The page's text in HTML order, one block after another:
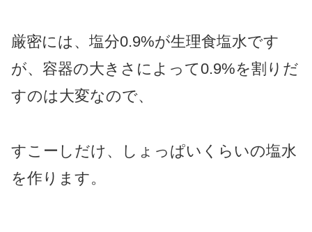
厳密には、塩分0.9%が生理食塩水です
が、容器の大きさによって0.9%を割りだ
すのは大変なので、
すこーしだけ、しょっぱいくらいの塩水
を作ります。